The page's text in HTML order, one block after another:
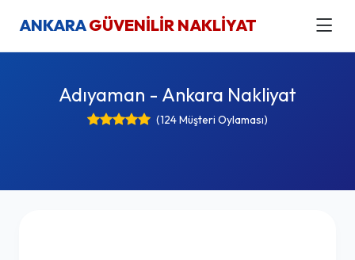
ANKARAGÜVENİLİR NAKLİYAT
Adıyaman - Ankara Nakliyat
(124 Müşteri Oylaması)